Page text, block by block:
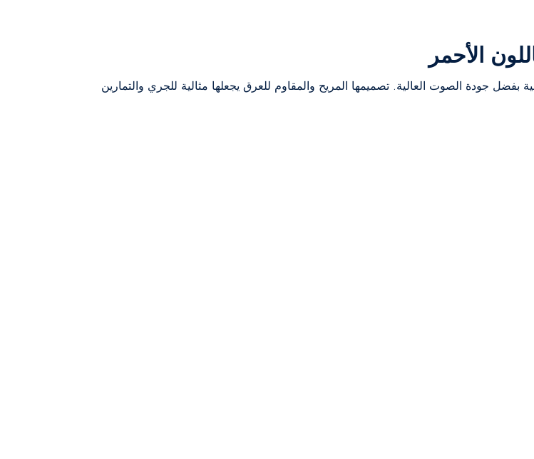
الأحمر
جودة الصوت العالية. تصميمها المريح والمقاوم للعرق يجعلها مثالية للجري والتمارين